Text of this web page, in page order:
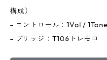
構成）
- コントロール：1Vol /
- ブリッジ：T106トレモロ